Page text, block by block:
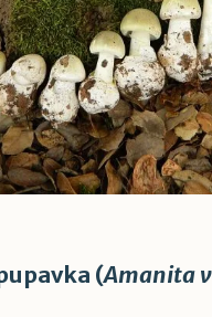
(Amanita